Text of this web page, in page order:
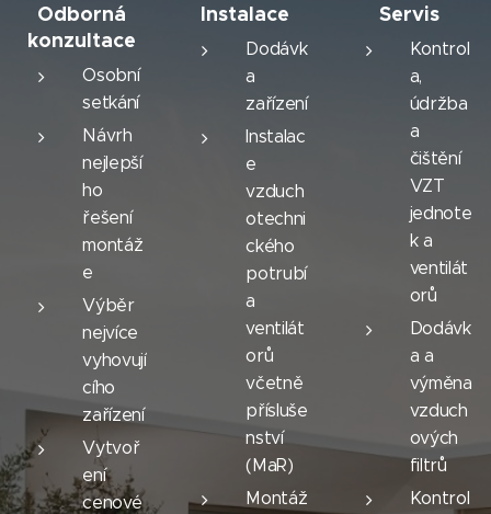
Odborná
konzultace
Osobní
setkání
Návrh
nejlepší
ho
řešení
montáž
e
Výběr
nejvíce
vyhovují
cího
zařízení
Vytvoř
ení
cenové
Instalace
Dodávk
a
zařízení
Instalac
e
vzduch
otechni
ckého
potrubí
a
ventilát
orů
včetně
přísluše
nství
(MaR)
Montáž
Servis
Kontrol
a,
údržba
a
čištění
VZT
jednote
k a
ventilát
orů
Dodávk
a a
výměna
vzduch
ových
filtrů
Kontrol